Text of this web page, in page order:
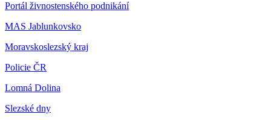
Portál živnostenského podnikání
MAS Jablunkovsko
Moravskoslezský kraj
Policie ČR
Lomná Dolina
Slezské dny